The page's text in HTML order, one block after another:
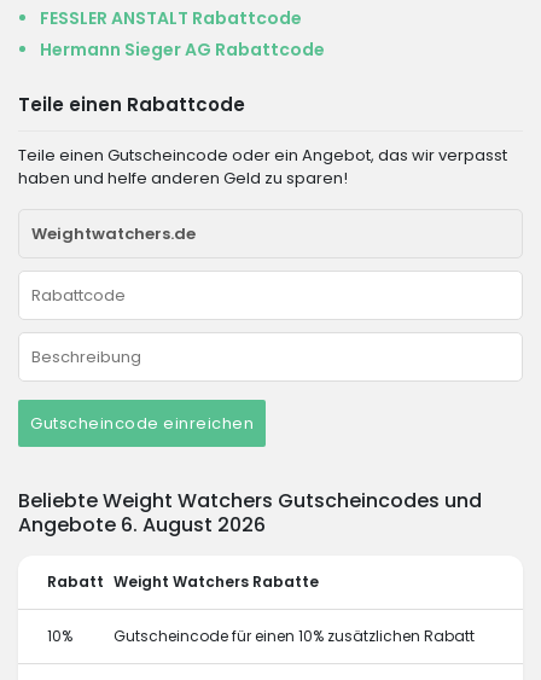
FESSLER ANSTALT Rabattcode
Hermann Sieger AG Rabattcode
Teile einen Rabattcode
Teile einen Gutscheincode oder ein Angebot, das wir verpasst
haben und helfe anderen Geld zu sparen!
Gutscheincode einreichen
Beliebte Weight Watchers Gutscheincodes und
Angebote 6. August 2026
Rabatt Weight Watchers Rabatte
10% Gutscheincode für einen 10% zusätzlichen Rabatt